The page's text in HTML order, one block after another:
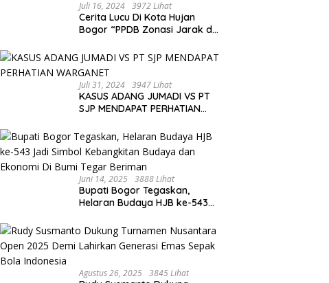
Juli 16, 2024 3972 Lihat
Cerita Lucu Di Kota Hujan
Bogor “PPDB Zonasi Jarak dan
Juli 31, 2024 3947 Lihat
KASUS ADANG JUMADI VS PT
SJP MENDAPAT PERHATIAN
Juni 14, 2025 3888 Lihat
Bupati Bogor Tegaskan,
Helaran Budaya HJB ke-543
Budaya dan Ekonomi Di Bumi
Tegar Beriman
Agustus 26, 2025 3845 Lihat